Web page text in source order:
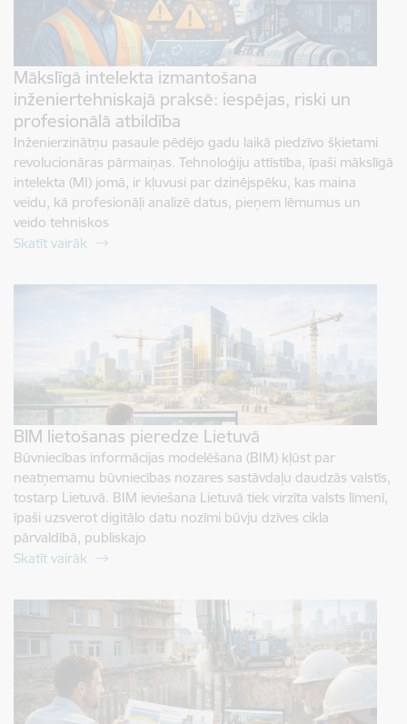
Mākslīgā intelekta izmantošana
inženiertehniskajā praksē: iespējas, riski un
profesionālā atbildība
Inženierzinātņu pasaule pēdējo gadu laikā piedzīvo šķietami
revolucionāras pārmaiņas. Tehnoloģiju attīstība, īpaši mākslīgā
intelekta (MI) jomā, ir kļuvusi par dzinējspēku, kas maina
veidu, kā profesionāļi analizē datus, pieņem lēmumus un
veido tehniskos
Skatīt vairāk
BIM lietošanas pieredze Lietuvā
Būvniecības informācijas modelēšana (BIM) kļūst par
neatņemamu būvniecības nozares sastāvdaļu daudzās valstīs,
tostarp Lietuvā. BIM ieviešana Lietuvā tiek virzīta valsts līmenī,
īpaši uzsverot digitālo datu nozīmi būvju dzīves cikla
pārvaldībā, publiskajo
Skatīt vairāk